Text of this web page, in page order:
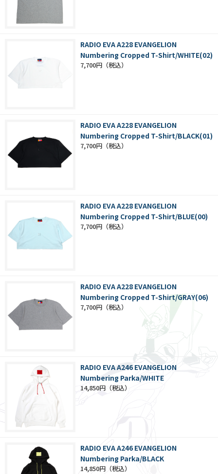
RADIO EVA A228 EVANGELION
Numbering Cropped T-Shirt/WHITE(02)
7,700円
RADIO EVA A228 EVANGELION
Numbering Cropped T-Shirt/BLACK(01)
7,700円
RADIO EVA A228 EVANGELION
Numbering Cropped T-Shirt/BLUE(00)
7,700円
RADIO EVA A228 EVANGELION
Numbering Cropped T-Shirt/GRAY(06)
7,700円
RADIO EVA A246 EVANGELION
Numbering Parka/WHITE
14,850円
RADIO EVA A246 EVANGELION
Numbering Parka/BLACK
14,850円